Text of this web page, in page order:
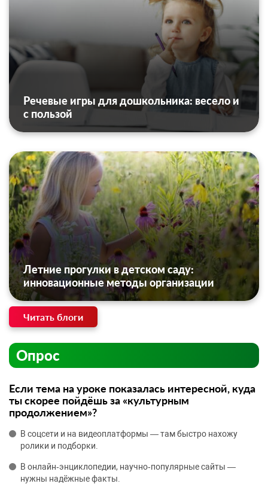
Речевые игры для дошкольника: весело и
с пользой
Летние прогулки в детском саду:
инновационные методы организации
Читать блоги
Опрос
Если тема на уроке показалась интересной, куда
ты скорее пойдёшь за «культурным
продолжением»?
В соцсети и на видеоплатформы — там быстро нахожу
ролики и подборки.
В онлайн‑энциклопедии, научно‑популярные сайты —
нужны надёжные факты.